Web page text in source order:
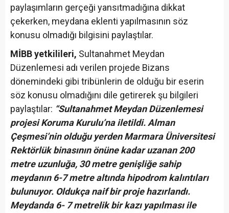
paylaşımların gerçeği yansıtmadığına dikkat
çekerken, meydana eklenti yapılmasının söz
konusu olmadığı bilgisini paylaştılar.
MİBB yetkilileri, Sultanahmet Meydan
Düzenlemesi adı verilen projede Bizans
dönemindeki gibi tribünlerin de olduğu bir eserin
söz konusu olmadığını dile getirerek şu bilgileri
paylaştılar: “Sultanahmet Meydan Düzenlemesi
projesi Koruma Kurulu’na iletildi. Alman
Çeşmesi’nin olduğu yerden Marmara Üniversitesi
Rektörlük binasının önüne kadar uzanan 200
metre uzunluğa, 30 metre genişliğe sahip
meydanın 6-7 metre altında hipodrom kalıntıları
bulunuyor. Oldukça naif bir proje hazırlandı.
Meydanda 6- 7 metrelik bir kazı yapılması ile